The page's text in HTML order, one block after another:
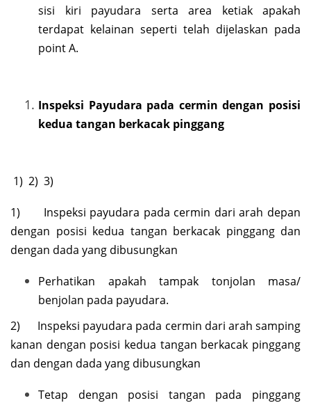
sisi kiri payudara serta area ketiak apakah
terdapat kelainan seperti telah dijelaskan pada
point A.
Inspeksi Payudara pada cermin dengan posisi
kedua tangan berkacak pinggang
1) 2) 3)
1) Inspeksi payudara pada cermin dari arah depan
dengan posisi kedua tangan berkacak pinggang dan
dengan dada yang dibusungkan
Perhatikan apakah tampak tonjolan masa/
benjolan pada payudara.
2) Inspeksi payudara pada cermin dari arah samping
kanan dengan posisi kedua tangan berkacak pinggang
dan dengan dada yang dibusungkan
Tetap dengan posisi tangan pada pinggang